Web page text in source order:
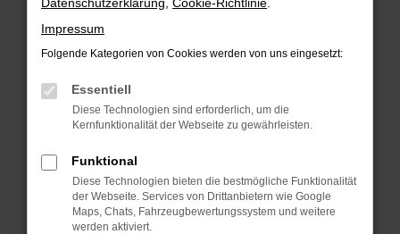
Laden andere Webseiten, zum Beispiel deine
Suchmaschine?
Prüfe deine Browsererweiterungen.
können das Laden bestimmter Seiten
verhindern. Funktioniert die Seite in einem
anderen Browser oder in einem privaten
Starte dein Gerät neu.
Das kann manchmal helfen, vorübergehende
Probleme zu beheben.
Impressum
Folgende Kategorien von Cookies werden von uns eingesetzt:
Essentiell
Diese Technologien sind erforderlich, um die
Kernfunktionalität der Webseite zu gewährleisten.
Funktional
Diese Technologien bieten die bestmögliche Funktionalität
der Webseite. Services von Drittanbietern wie Google
Maps, Chats, Fahrzeugbewertungssystem und weitere
werden aktiviert.